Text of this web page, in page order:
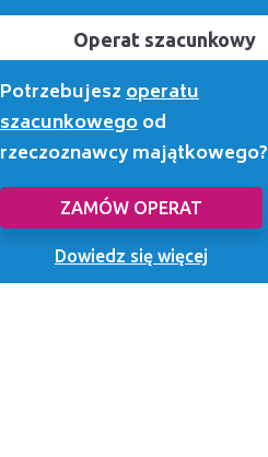
Operat szacunkowy
Potrzebujeszoperatu
szacunkowegood
rzeczoznawcy majątkowego?
ZAMÓW OPERAT
Dowiedz się więcej